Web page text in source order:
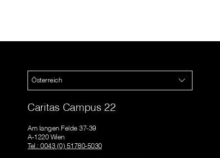
Österreich
Caritas Campus 22
Am langen Felde 37-39
A-1220 Wien
Tel.: 0043 (0) 51780-5030